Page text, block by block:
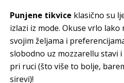
Punjene tikvice klasično su
izlazi iz mode. Okuse vrlo
svojim željama i
slobodno uz mozzarellu stavi
pri ruci (što više to bolje,
sirevi)!